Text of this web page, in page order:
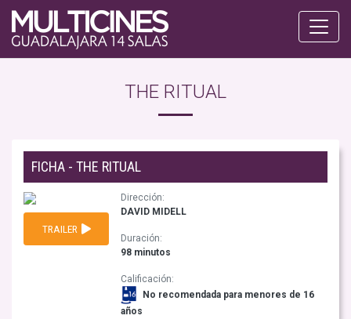
THE RITUAL
FICHA - THE RITUAL
TRAILER
Dirección:
DAVID MIDELL
Duración:
98 minutos
Calificación:
No recomendada para menores de 16
años